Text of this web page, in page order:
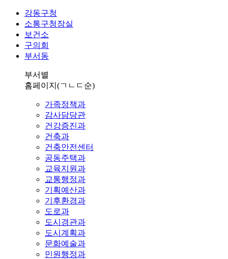
강동구청
소통구청장실
보건소
구의회
부서동
부서별
홈페이지 (ㄱㄴㄷ순)
가족정책과
감사담당관
건강증진과
건축과
건축안전센터
공동주택과
교육지원과
교통행정과
기획예산과
기후환경과
도로과
도시경관과
도시계획과
문화예술과
민원행정과